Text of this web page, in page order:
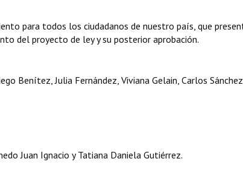
para todos los ciudadanos de nuestro país, que
del proyecto de ley y su posterior aprobación.
Benítez, Julia Fernández, Viviana Gelain, Carlos
Juan Ignacio y Tatiana Daniela Gutiérrez.